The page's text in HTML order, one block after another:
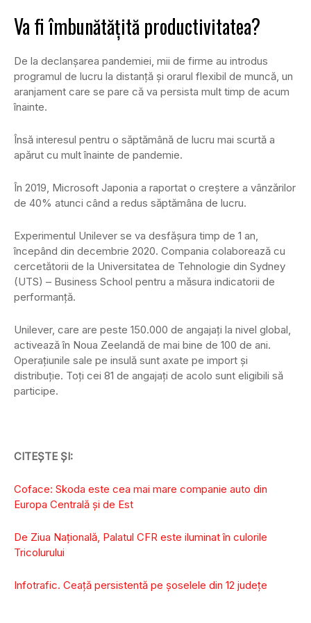
Va fi îmbunătățită productivitatea?
De la declanșarea pandemiei, mii de firme au introdus
programul de lucru la distanță și orarul flexibil de muncă, un
aranjament care se pare că va persista mult timp de acum
înainte.
Însă interesul pentru o săptămână de lucru mai scurtă a
apărut cu mult înainte de pandemie.
În 2019, Microsoft Japonia a raportat o creștere a vânzărilor
de 40% atunci când a redus săptămâna de lucru.
Experimentul Unilever se va desfășura timp de 1 an,
începând din decembrie 2020. Compania colaborează cu
cercetătorii de la Universitatea de Tehnologie din Sydney
(UTS) – Business School pentru a măsura indicatorii de
performanță.
Unilever, care are peste 150.000 de angajați la nivel global,
activează în Noua Zeelandă de mai bine de 100 de ani.
Operațiunile sale pe insulă sunt axate pe import și
distribuție. Toți cei 81 de angajați de acolo sunt eligibili să
participe.
CITEȘTE ȘI:
Coface: Skoda este cea mai mare companie auto din
Europa Centrală și de Est
De Ziua Națională, Palatul CFR este iluminat în culorile
Tricolurului
Infotrafic. Ceață persistentă pe șoselele din 12 județe